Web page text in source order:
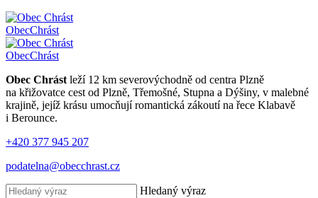
ObecChrást
ObecChrást
Obec Chrást leží 12 km severovýchodně od centra Plzně
na křižovatce cest od Plzně, Třemošné, Stupna a Dýšiny, v malebné
krajině, jejíž krásu umocňují romantická zákoutí na řece Klabavě
i Berounce.
+420 377 945 207
podatelna@obecchrast.cz
Hledaný výraz